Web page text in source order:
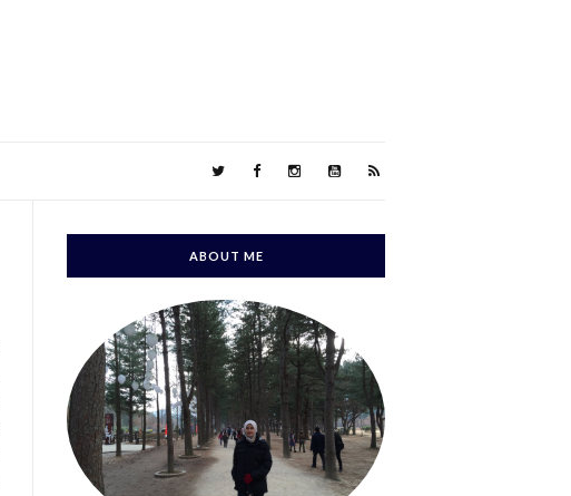
ABOUT ME